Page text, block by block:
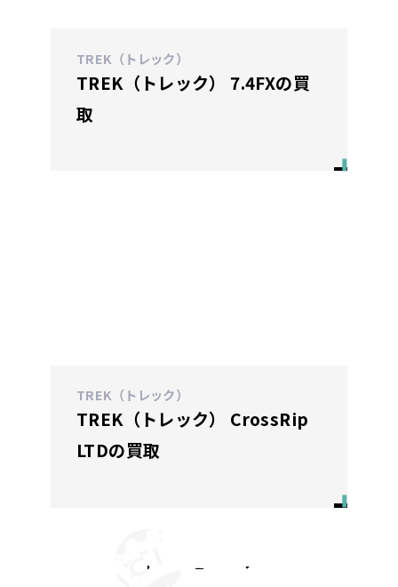
TREK（トレック）
TREK（トレック） 7.4FXの買
取
TREK（トレック）
TREK（トレック） CrossRip
LTDの買取
1 2 次へ